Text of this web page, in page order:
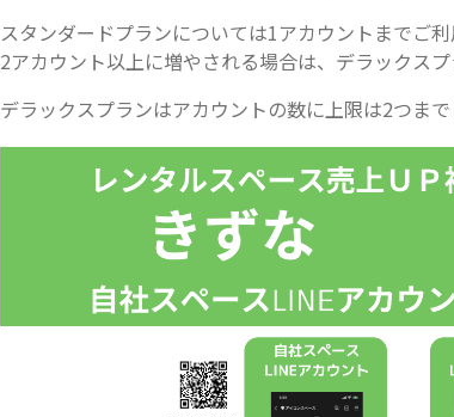
スタンダードプランについては1アカウントまでご利
2アカウント以上に増やされる場合は、デラックス
デラックスプランはアカウントの数に上限は2つまで